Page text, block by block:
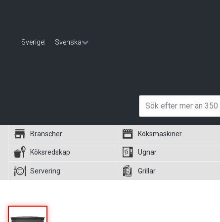
Sverige Svenska
Branscher Köksmaskiner
Köksredskap Ugnar
Servering Grillar